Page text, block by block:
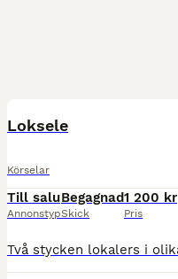
Loksele
Körselar
Till salu
Annonstyp
Begagnad
Skick
1 200 kr
Pris